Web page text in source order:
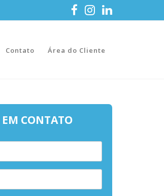
Contato Área do Cliente
CONTATO